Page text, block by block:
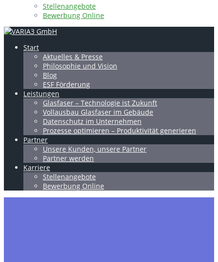
Stellenangebote
Bewerbung Online
Start
Aktuelles & Presse
Philosophie und Vision
Blog
ESF Förderung
Leistungen
Glasfaser – Technologie ist Zukunft
Vollausbau Glasfaser im Gebäude
Datenschutz im Unternehmen
Prozesse optimieren – Produktivität generieren
Partner
Unsere Kunden, unsere Partner
Partner werden
Karriere
Stellenangebote
Bewerbung Online